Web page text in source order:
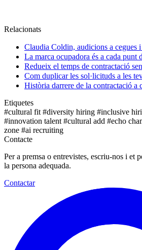
Relacionats
Claudia Coldin, audicions a cegues
La marca ocupadora és a cada punt
Redueix el temps de contractació
Com duplicar les sol·licituds a les
Història darrere de la contractació a
Etiquetes
#cultural fit #diversity hiring #inclusive
#innovation talent #cultural add #echo
zone #ai recruiting
Contacte
Per a premsa o entrevistes, escriu-nos i et
la persona adequada.
Contactar